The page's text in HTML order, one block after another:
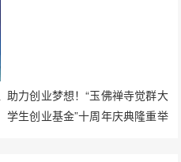
助力创业梦想！“玉佛禅寺觉群大
学生创业基金”十周年庆典隆重举